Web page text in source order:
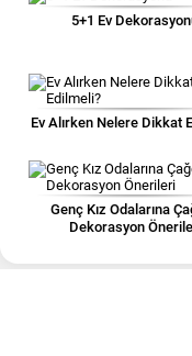
5+1 Ev
Ev Alırken Nelere Dikkat
Genç Kız Odalarına
Dekorasyon